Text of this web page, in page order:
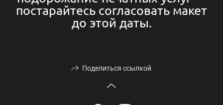
постарайтесь согласовать макет
до этой даты.
Поделиться ссылкой